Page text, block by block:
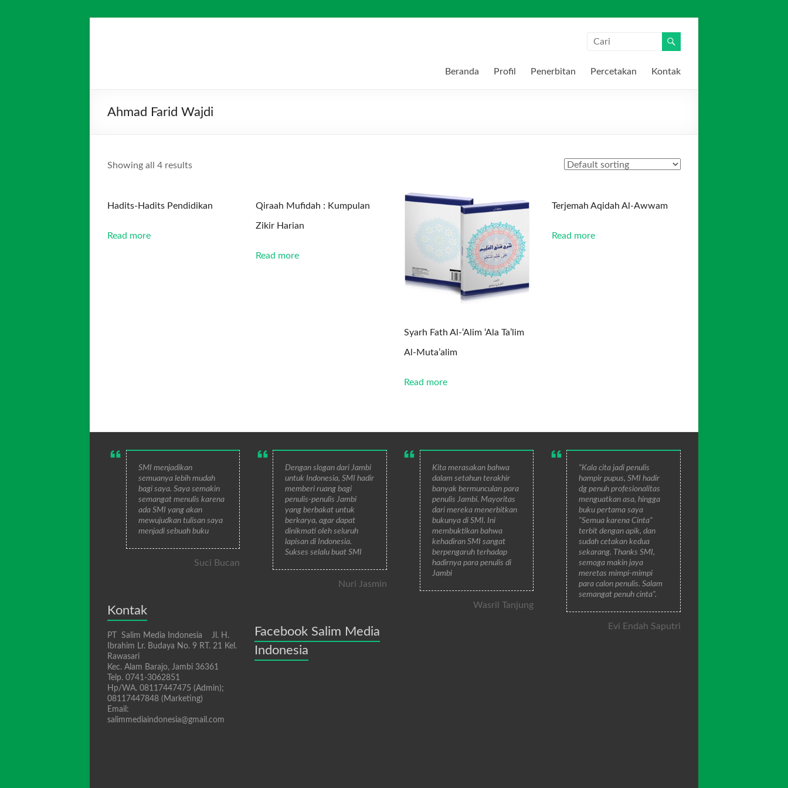
Beranda Profil Penerbitan Percetakan Kontak
Ahmad Farid Wajdi
Showing all 4 results
Hadits-Hadits Pendidikan
Read more
Qiraah Mufidah : Kumpulan
Zikir Harian
Read more
Syarh Fath Al-‘Alim ‘Ala Ta’lim
Al-Muta’alim
Read more
Terjemah Aqidah Al-Awwam
Read more
SMI menjadikan
semuanya lebih mudah
bagi saya. Saya semakin
semangat menulis karena
ada SMI yang akan
mewujudkan tulisan saya
menjadi sebuah buku
Suci Bucan
Kontak
PT Salim Media Indonesia Jl. H.
Ibrahim Lr. Budaya No. 9 RT. 21 Kel.
Rawasari
Kec. Alam Barajo, Jambi 36361
Telp. 0741-3062851
Hp/WA. 08117447475 (Admin);
08117447848 (Marketing)
Email:
salimmediaindonesia@gmail.com
Dengan slogan dari Jambi
untuk Indonesia, SMI hadir
memberi ruang bagi
penulis-penulis Jambi
yang berbakat untuk
berkarya, agar dapat
dinikmati oleh seluruh
lapisan di Indonesia.
Sukses selalu buat SMI
Nuri Jasmin
Facebook Salim Media
Indonesia
Kita merasakan bahwa
dalam setahun terakhir
banyak bermunculan para
penulis Jambi. Mayoritas
dari mereka menerbitkan
bukunya di SMI. Ini
membuktikan bahwa
kehadiran SMI sangat
berpengaruh terhadap
hadirnya para penulis di
Jambi
Wasril Tanjung
"Kala cita jadi penulis
hampir pupus, SMI hadir
dg penuh profesionalitas
menguatkan asa, hingga
buku pertama saya
"Semua karena Cinta"
terbit dengan apik, dan
sudah cetakan kedua
sekarang. Thanks SMI,
semoga makin jaya
meretas mimpi-mimpi
para calon penulis. Salam
semangat penuh cinta".
Evi Endah Saputri